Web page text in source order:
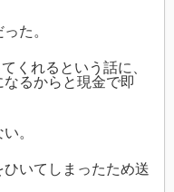
た。
くれるという話に、
るからと現金で即
。
いてしまったため送